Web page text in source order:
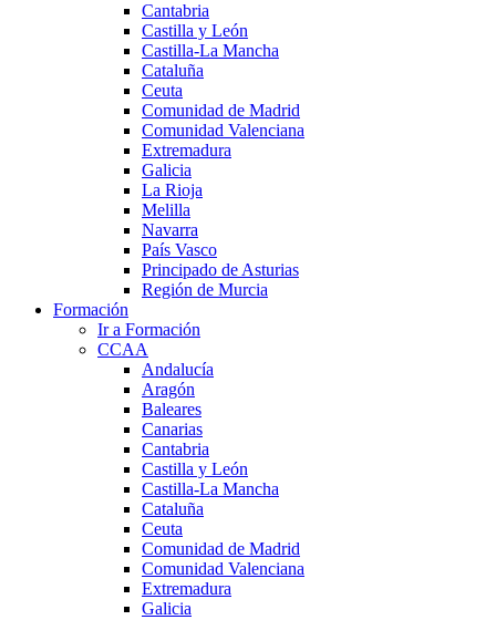
Cantabria
Castilla y León
Castilla-La Mancha
Cataluña
Ceuta
Comunidad de Madrid
Comunidad Valenciana
Extremadura
Galicia
La Rioja
Melilla
Navarra
País Vasco
Principado de Asturias
Región de Murcia
Formación
Ir a Formación
CCAA
Andalucía
Aragón
Baleares
Canarias
Cantabria
Castilla y León
Castilla-La Mancha
Cataluña
Ceuta
Comunidad de Madrid
Comunidad Valenciana
Extremadura
Galicia